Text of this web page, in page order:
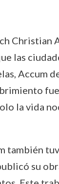
las
Accum
la vida
también
su